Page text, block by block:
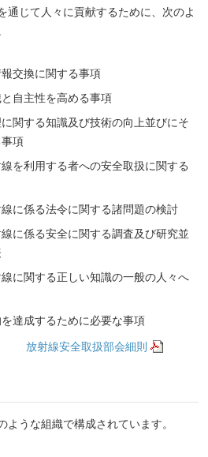
お問合せ
English
通じて人々に貢献するために、次のよ
交換に関する事項
自主性を高める事項
関する知識及び技術の向上並びにそ
項
を利用する者への安全取扱に関する
に係る法令に関する諸問題の検討
に係る安全に関する調査及び研究並
に関する正しい知識の一般の人々へ
達成するために必要な事項
放射線安全取扱部会細則
ような組織で構成されています。